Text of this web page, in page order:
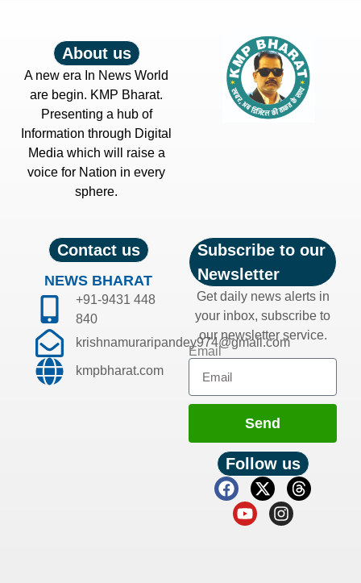
About us
A new era In News World
are begin. KMP Bharat.
Presenting a hub of
Information through Digital
Media which will raise a
voice for Nation in every
sphere.
Contact us
NEWS BHARAT
+91-9431 448
840
krishnamuraripandey974@gmail.com
kmpbharat.com
Subscribe to our
Newsletter
Get daily news alerts in
your inbox, subscribe to
our newsletter service.
Email
Send
Follow us